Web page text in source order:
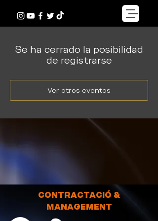
Se ha cerrado la posibilidad
de registrarse
Ver otros eventos
CONTRACTACIÓ &
MANAGEMENT